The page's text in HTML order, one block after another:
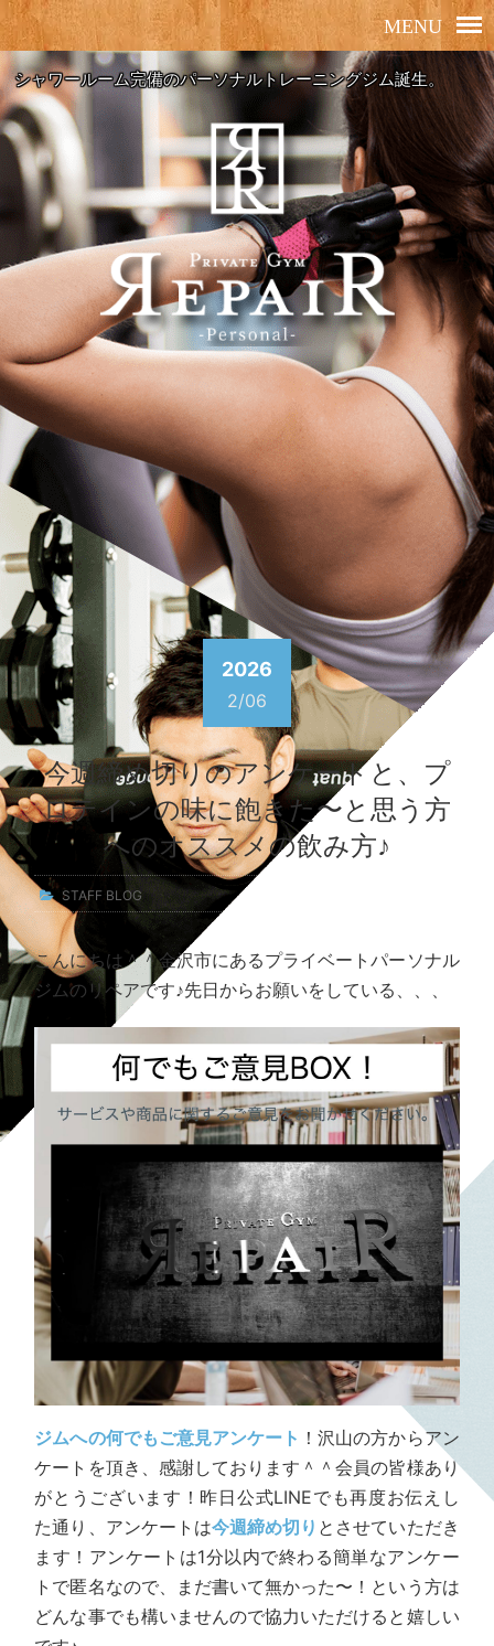
シャワールーム完備のパーソナルトレーニングジム誕生。
2026
2/06
今週締め切りのアンケートと、プ
ロテインの味に飽きた〜と思う方
へのオススメの飲み方♪
STAFF BLOG
こんにちは＾＾金沢市にあるプライベートパーソナル
ジムのリペアです♪先日からお願いをしている、、、
ジムへの何でもご意見アンケート ！沢山の方からアン
ケートを頂き、感謝しております＾＾会員の皆様あり
がとうございます！昨日公式LINEでも再度お伝えし
た通り、アンケートは今週締め切り とさせていただき
ます！アンケートは1分以内で終わる簡単なアンケー
トで匿名なので、まだ書いて無かった〜！という方は
どんな事でも構いませんので協力いただけると嬉しい